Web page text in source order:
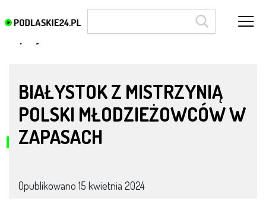
BIAŁYSTOK Z MISTRZYNIĄ
POLSKI MŁODZIEŻOWCÓW W
ZAPASACH
Opublikowano 15 kwietnia 2024